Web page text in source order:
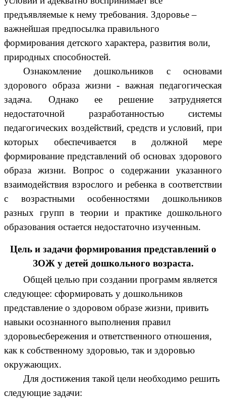
предъявляемые к нему требования. Здоровье –
важнейшая предпосылка правильного
формирования детского характера, развития воли,
природных способностей.
Ознакомление дошкольников с основами
здорового образа жизни - важная педагогическая
задача. Однако ее решение затрудняется
недостаточной разработанностью системы
педагогических воздействий, средств и условий, при
которых обеспечивается в должной мере
формирование представлений об основах здорового
образа жизни. Вопрос о содержании указанного
взаимодействия взрослого и ребенка в соответствии
с возрастными особенностями дошкольников
разных групп в теории и практике дошкольного
образования остается недостаточно изученным.
Цель и задачи формирования представлений о
ЗОЖ у детей дошкольного возраста.
Общей целью при создании программ является
следующее: сформировать у дошкольников
представление о здоровом образе жизни, привить
навыки осознанного выполнения правил
здоровьесбережения и ответственного отношения,
как к собственному здоровью, так и здоровью
окружающих.
Для достижения такой цели необходимо решить
следующие задачи: